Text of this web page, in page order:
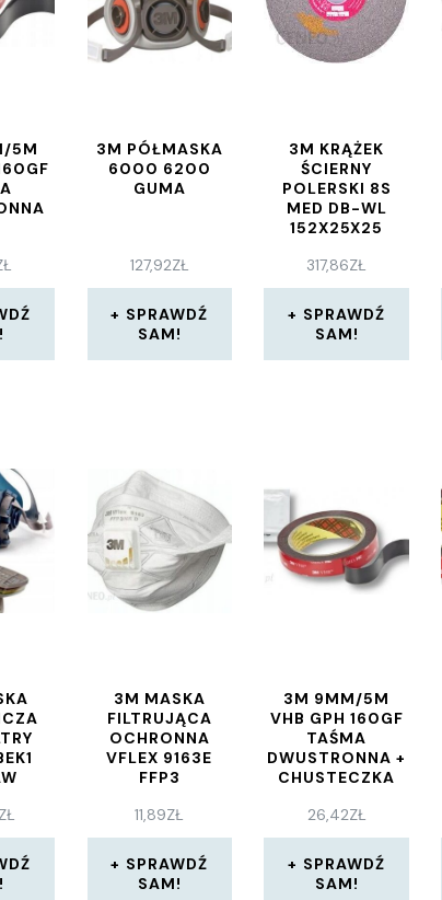
5M
3M PÓŁMASKA
6000 6200
GUMA
127,92ZŁ
SPRAWDŹ
SAM!
3M KRĄŻEK
ŚCIERNY
POLERSKI 8S
MED DB-WL
152X25X25
317,86ZŁ
SPRAWDŹ
SAM!
ZŁ
3M MASKA
FILTRUJĄCA
OCHRONNA
VFLEX 9163E
FFP3
11,89ZŁ
SPRAWDŹ
SAM!
3M 9MM/5M
VHB GPH 160GF
TAŚMA
DWUSTRONNA +
CHUSTECZKA
26,42ZŁ
SPRAWDŹ
SAM!